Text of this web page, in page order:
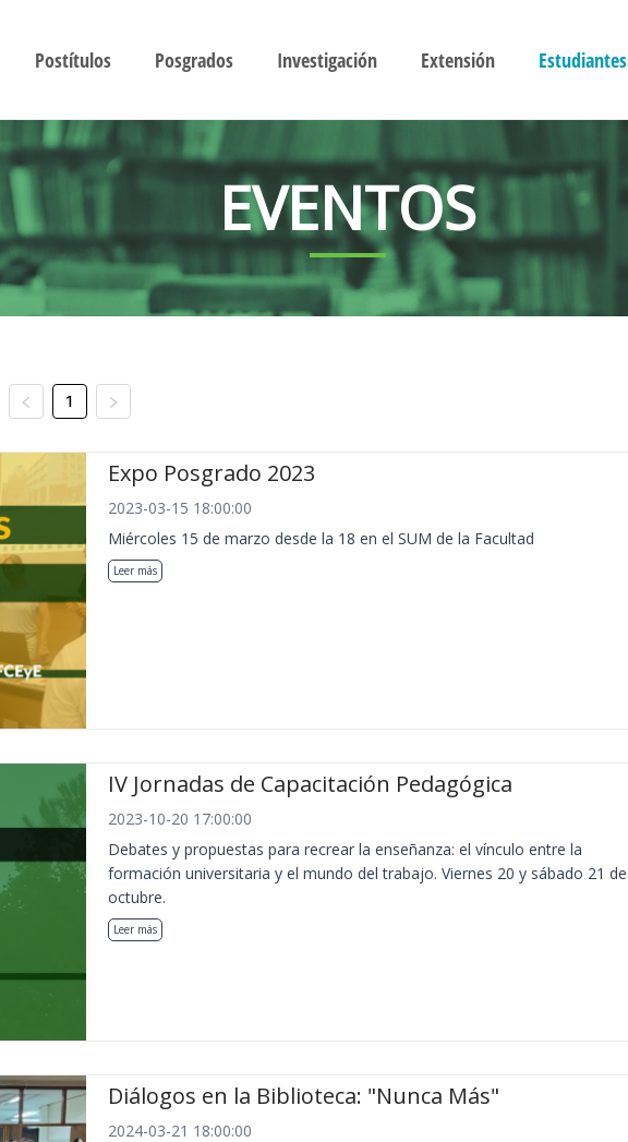
Postítulos Posgrados Investigación Extensión Estudiantes
EVENTOS
1
Expo Posgrado 2023
2023-03-15 18:00:00
Miércoles 15 de marzo desde la 18 en el SUM de la Facultad
Leer más
IV Jornadas de Capacitación Pedagógica
2023-10-20 17:00:00
Debates y propuestas para recrear la enseñanza: el vínculo entre la
formación universitaria y el mundo del trabajo. Viernes 20 y sábado 21 de
octubre.
Leer más
Diálogos en la Biblioteca: "Nunca Más"
2024-03-21 18:00:00